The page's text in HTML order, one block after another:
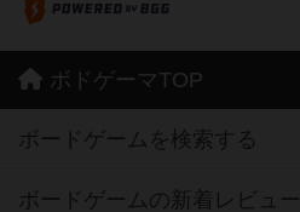
ボドゲーマTOP
ボードゲームを検索する
ボードゲームの新着レビュー